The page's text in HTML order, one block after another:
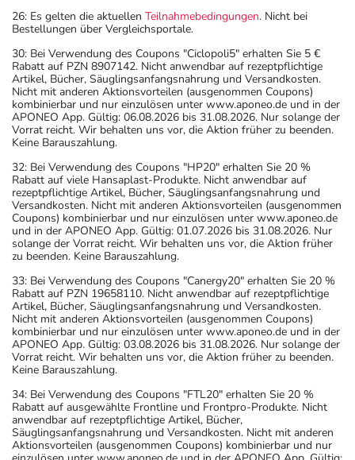
26: Es gelten die aktuellen Teilnahmebedingungen. Nicht bei
Bestellungen über Vergleichsportale.
30: Bei Verwendung des Coupons "Ciclopoli5" erhalten Sie 5 €
Rabatt auf PZN 8907142. Nicht anwendbar auf rezeptpflichtige
Artikel, Bücher, Säuglingsanfangsnahrung und Versandkosten.
Nicht mit anderen Aktionsvorteilen (ausgenommen Coupons)
kombinierbar und nur einzulösen unter www.aponeo.de und in der
APONEO App. Gültig: 06.08.2026 bis 31.08.2026. Nur solange der
Vorrat reicht. Wir behalten uns vor, die Aktion früher zu beenden.
Keine Barauszahlung.
32: Bei Verwendung des Coupons "HP20" erhalten Sie 20 %
Rabatt auf viele Hansaplast-Produkte. Nicht anwendbar auf
rezeptpflichtige Artikel, Bücher, Säuglingsanfangsnahrung und
Versandkosten. Nicht mit anderen Aktionsvorteilen (ausgenommen
Coupons) kombinierbar und nur einzulösen unter www.aponeo.de
und in der APONEO App. Gültig: 01.07.2026 bis 31.08.2026. Nur
solange der Vorrat reicht. Wir behalten uns vor, die Aktion früher
zu beenden. Keine Barauszahlung.
33: Bei Verwendung des Coupons "Canergy20" erhalten Sie 20 %
Rabatt auf PZN 19658110. Nicht anwendbar auf rezeptpflichtige
Artikel, Bücher, Säuglingsanfangsnahrung und Versandkosten.
Nicht mit anderen Aktionsvorteilen (ausgenommen Coupons)
kombinierbar und nur einzulösen unter www.aponeo.de und in der
APONEO App. Gültig: 03.08.2026 bis 31.08.2026. Nur solange der
Vorrat reicht. Wir behalten uns vor, die Aktion früher zu beenden.
Keine Barauszahlung.
34: Bei Verwendung des Coupons "FTL20" erhalten Sie 20 %
Rabatt auf ausgewählte Frontline und Frontpro-Produkte. Nicht
anwendbar auf rezeptpflichtige Artikel, Bücher,
Säuglingsanfangsnahrung und Versandkosten. Nicht mit anderen
Aktionsvorteilen (ausgenommen Coupons) kombinierbar und nur